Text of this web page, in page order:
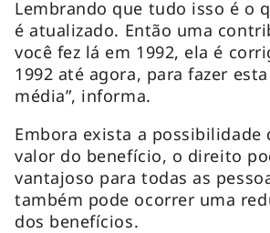
Lembrando que tudo isso é o
é atualizado. Então uma
você fez lá em 1992, ela é
1992 até agora, para fazer
média”, informa.
Embora exista a possibilidade
valor do benefício, o direito
vantajoso para todas as
também pode ocorrer uma
dos benefícios.